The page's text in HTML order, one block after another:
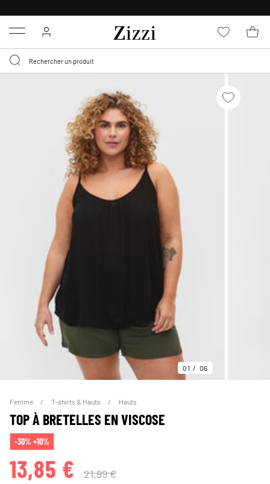
Menu
01 06
Femme T-shirts & Hauts Hauts
TOP À BRETELLES EN VISCOSE
-30% +10%
13,85 € 21,99 €